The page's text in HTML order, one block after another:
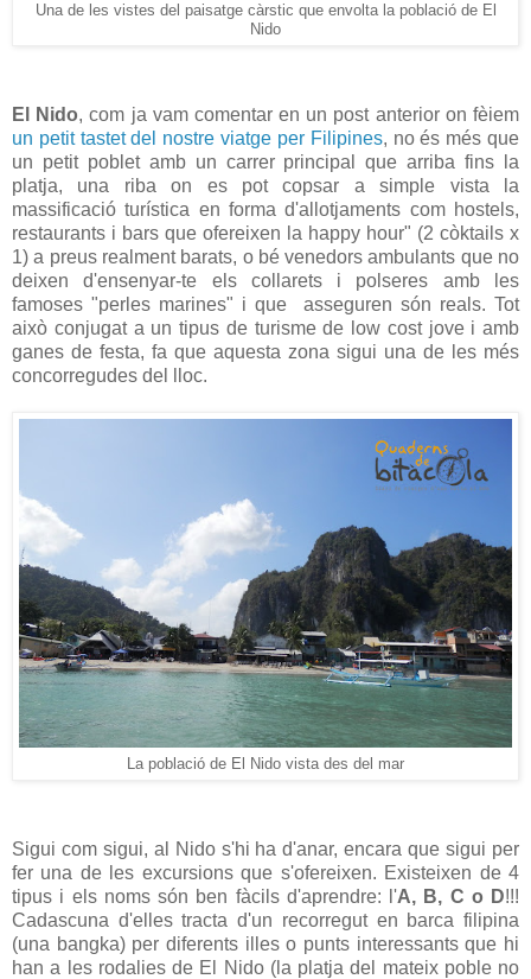
Una de les vistes del paisatge càrstic que envolta la població de El
Nido
El Nido, com ja vam comentar en un post anterior on fèiem
un petit tastet del nostre viatge per Filipines, no és més que
un petit poblet amb un carrer principal que arriba fins la
platja, una riba on es pot copsar a simple vista la
massificació turística en forma d'allotjaments com hostels,
restaurants i bars que ofereixen la happy hour" (2 còktails x
1) a preus realment barats, o bé venedors ambulants que no
deixen d'ensenyar-te els collarets i polseres amb les
famoses "perles marines" i que asseguren són reals. Tot
això conjugat a un tipus de turisme de low cost jove i amb
ganes de festa, fa que aquesta zona sigui una de les més
concorregudes del lloc.
La població de El Nido vista des del mar
Sigui com sigui, al Nido s'hi ha d'anar, encara que sigui per
fer una de les excursions que s'ofereixen. Existeixen de 4
tipus i els noms són ben fàcils d'aprendre: l'A, B, C o D!!!
Cadascuna d'elles tracta d'un recorregut en barca filipina
(una bangka) per diferents illes o punts interessants que hi
han a les rodalies de El Nido (la platja del mateix poble no